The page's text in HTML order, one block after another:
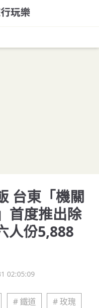
台東「機關
首度推出除
人份5,888
02:05:09
# 鐵道
# 玫瑰